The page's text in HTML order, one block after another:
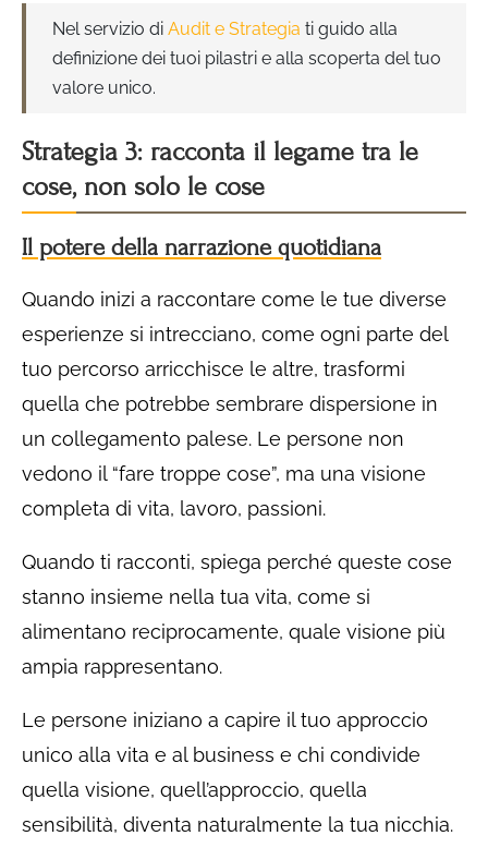
Nel servizio di Audit e Strategia ti guido alla
definizione dei tuoi pilastri e alla scoperta del tuo
valore unico.
Strategia 3: racconta il legame tra le
cose, non solo le cose
Il potere della narrazione quotidiana
Quando inizi a raccontare come le tue diverse
esperienze si intrecciano, come ogni parte del
tuo percorso arricchisce le altre, trasformi
quella che potrebbe sembrare dispersione in
un collegamento palese. Le persone non
vedono il “fare troppe cose”, ma una visione
completa di vita, lavoro, passioni.
Quando ti racconti, spiega perché queste cose
stanno insieme nella tua vita, come si
alimentano reciprocamente, quale visione più
ampia rappresentano.
Le persone iniziano a capire il tuo approccio
unico alla vita e al business e chi condivide
quella visione, quell’approccio, quella
sensibilità, diventa naturalmente la tua nicchia.